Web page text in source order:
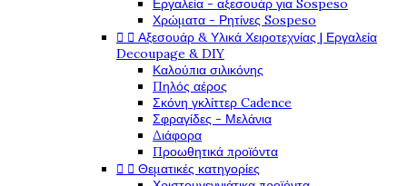
Εργαλεία - αξεσουάρ για Sospeso
Χρώματα - Ρητίνες Sospeso
  Αξεσουάρ & Υλικά Χειροτεχνίας | Εργαλεία
Decoupage & DIY
Καλούπια σιλικόνης
Πηλός αέρος
Σκόνη γκλίττερ Cadence
Σφραγίδες - Μελάνια
Διάφορα
Προωθητικά προϊόντα
  Θεματικές κατηγορίες